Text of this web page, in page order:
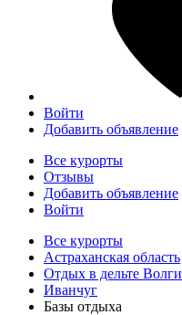
Войти
Добавить объявление
Все курорты
Отзывы
Добавить объявление
Войти
Все курорты
Астраханская область
Отдых в дельте Волги
Иванчуг
Базы отдыха